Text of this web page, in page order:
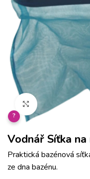
Klikněte pro
?
Vodnář Síťka
Praktická bazénová
ze dna bazénu.